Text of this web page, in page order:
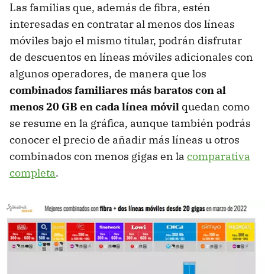
Las familias que, además de fibra, estén
interesadas en contratar al menos dos líneas
móviles bajo el mismo titular, podrán disfrutar
de descuentos en líneas móviles adicionales con
algunos operadores, de manera que los
combinados familiares más baratos con al
menos 20 GB en cada línea móvil quedan como
se resume en la gráfica, aunque también podrás
conocer el precio de añadir más líneas u otros
combinados con menos gigas en la comparativa
completa.